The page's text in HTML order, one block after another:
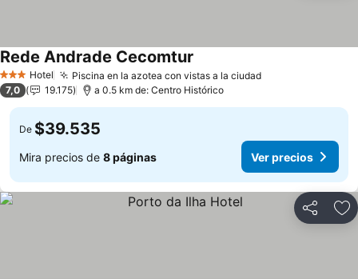
3 Estrellas
Hotel Piscina en la azotea con vistas a la ciudadVer precios
Rede Andrade Cecomtur
7,0 19.175 a 0.5 km de: Centro Histórico
De $39.535
Mira precios de 8 páginas Ver precios
Compartir